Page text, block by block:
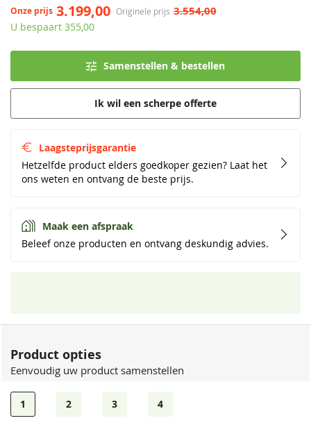
Originele prijs 3.554,00
Onze prijs 3.199,00
U bespaart 355,00
Laagsteprijsgarantie
Hetzelfde product elders goedkoper gezien? Laat het
ons weten en ontvang de beste prijs.
Maak een afspraak
Beleef onze producten en ontvang deskundig advies.
Samenstellen & bestellen
Ik wil een scherpe offerte
Product opties
Eenvoudig uw product samenstellen
1 2 3 4